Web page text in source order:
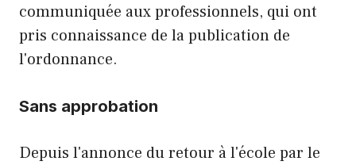
communiquée aux professionnels, qui ont
pris connaissance de la publication de
l'ordonnance.
Sans approbation
Depuis l'annonce du retour à l'école par le